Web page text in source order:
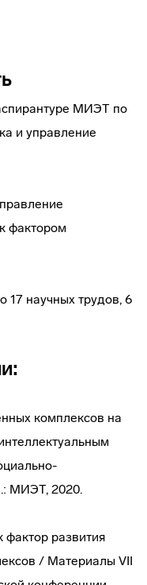
МИЭТ по
и управление
фактором
17 научных трудов, 6
комплексов на
МИЭТ, 2020.
фактор развития
/ Материалы VII